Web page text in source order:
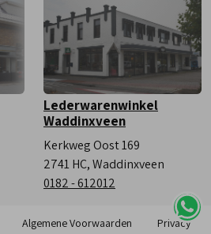
Lederwarenwinkel
Waddinxveen
Kerkweg Oost 169
2741 HC, Waddinxveen
0182 - 612012
Algemene Voorwaarden Privacy